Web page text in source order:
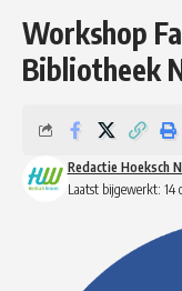
Workshop
Bibliotheek
Laatst bijgewerkt: 14
Redactie Hoeksch